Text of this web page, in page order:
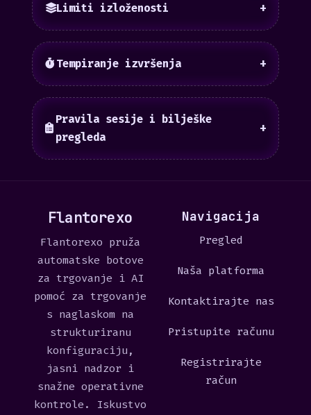
Limiti izloženosti +
Tempiranje izvršenja +
Pravila sesije i bilješke
pregleda
+
Flantorexo
Flantorexo pruža
automatske botove
za trgovanje i AI
pomoć za trgovanje
s naglaskom na
strukturiranu
konfiguraciju,
jasni nadzor i
snažne operativne
kontrole. Iskustvo
Navigacija
Pregled
Naša platforma
Kontaktirajte nas
Pristupite računu
Registrirajte
račun